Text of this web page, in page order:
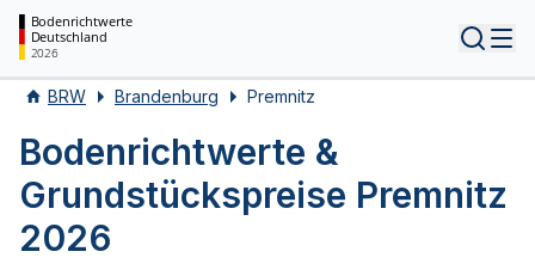
Bodenrichtwerte
Deutschland
2026
BRW Brandenburg Premnitz
Bodenrichtwerte &
Grundstückspreise Premnitz
2026